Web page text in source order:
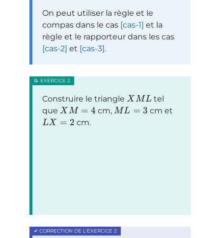
On peut utiliser la règle et le
compas dans le cas [cas-1] et la
règle et le rapporteur dans les cas
[cas-2] et [cas-3].
Construire le triangle X M Ltel
que X M = 4 cm, M L = 3 cm et
LX = 2 cm.